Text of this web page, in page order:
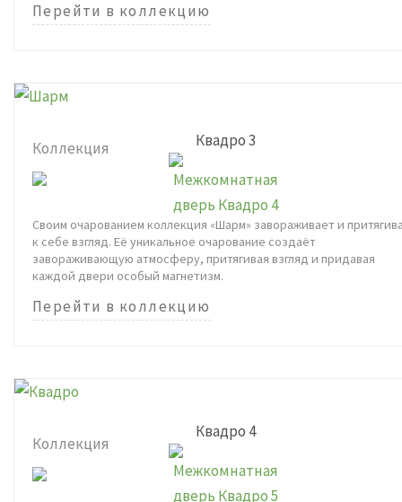
Квадро 3
Квадро 4
Перейти в коллекцию
Коллекция
Своим очарованием коллекция «Шарм» завораживает и
к себе взгляд. Её уникальное очарование создаёт
завораживающую атмосферу, притягивая взгляд и придавая
каждой двери особый магнетизм.
Перейти в коллекцию
Коллекция